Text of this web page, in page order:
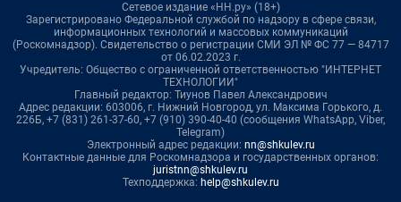
Сетевое издание «НН.ру» (18+)
Зарегистрировано Федеральной службой по надзору в сфере связи,
информационных технологий и массовых коммуникаций
(Роскомнадзор). Свидетельство о регистрации СМИ ЭЛ № ФС 77 — 84717
от 06.02.2023 г.
Учредитель: Общество с ограниченной ответственностью "ИНТЕРНЕТ
ТЕХНОЛОГИИ"
Главный редактор: Тиунов Павел Александрович
Адрес редакции: 603006, г. Нижний Новгород, ул. Максима Горького, д.
226Б, +7 (831) 261-37-60, +7 (910) 390-40-40 (сообщения WhatsApp, Viber,
Telegram)
Электронный адрес редакции: nn@shkulev.ru
Контактные данные для Роскомнадзора и государственных органов:
juristnn@shkulev.ru
Техподдержка: help@shkulev.ru